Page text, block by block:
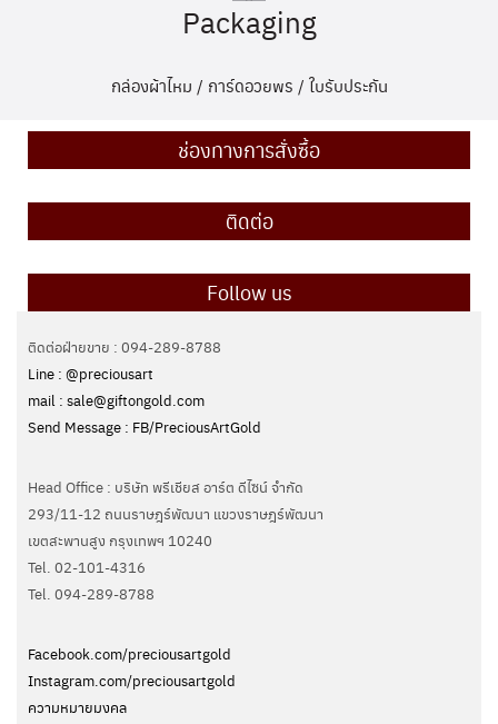
Packaging
กล่องผ้าไหม / การ์ดอวยพร / ใบรับประกัน
ช่องทางการสั่งซื้อ
ติดต่อ
Follow us
ติดต่อฝ่ายขาย : 094-289-8788
Line : @preciousart
mail : sale@giftongold.com
Send Message : FB/PreciousArtGold
Head Office : บริษัท พรีเชียส อาร์ต ดีไซน์ จำกัด
293/11-12 ถนนราษฎร์พัฒนา แขวงราษฎร์พัฒนา
เขตสะพานสูง กรุงเทพฯ 10240
Tel. 02-101-4316
Tel. ‭094-289-8788‬
Facebook.com/preciousartgold
Instagram.com/preciousartgold
ความหมายมงคล